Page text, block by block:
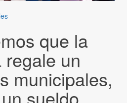
que la
regale un
municipales,
sueldo